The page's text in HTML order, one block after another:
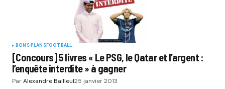
BONS PLANSFOOTBALL
[Concours] 5 livres « Le PSG, le Qatar et l’argent :
l’enquête interdite » à gagner
ParAlexandre Bailleul25 janvier 2013